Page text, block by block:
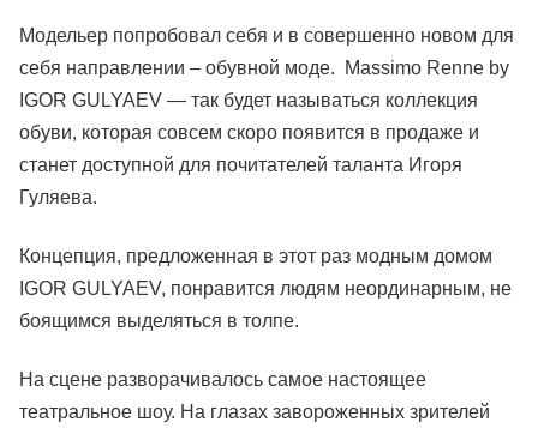
Модельер попробовал себя и в совершенно новом для
себя направлении – обувной моде. Massimo Renne by
IGOR GULYAEV — так будет называться коллекция
обуви, которая совсем скоро появится в продаже и
станет доступной для почитателей таланта Игоря
Гуляева.
Концепция, предложенная в этот раз модным домом
IGOR GULYAEV, понравится людям неординарным, не
боящимся выделяться в толпе.
На сцене разворачивалось самое настоящее
театральное шоу. На глазах завороженных зрителей